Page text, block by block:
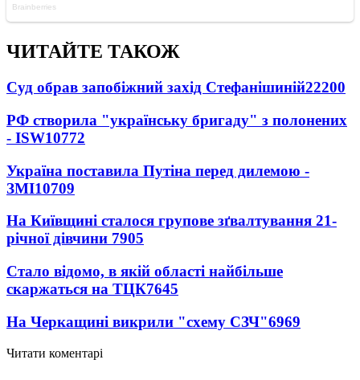
ЧИТАЙТЕ ТАКОЖ
Суд обрав запобіжний захід Стефанішиній22200
РФ створила "українську бригаду" з полонених
- ISW10772
Україна поставила Путіна перед дилемою -
ЗМІ10709
На Київщині сталося групове зґвалтування 21-
річної дівчини 7905
Стало відомо, в якій області найбільше
скаржаться на ТЦК7645
На Черкащині викрили "схему СЗЧ"6969
Читати коментарі